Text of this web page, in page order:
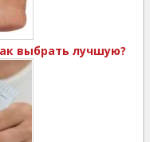
выбрать лучшую?